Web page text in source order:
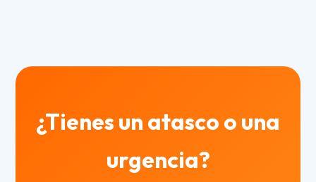
¿Tienes un atasco o una
urgencia?